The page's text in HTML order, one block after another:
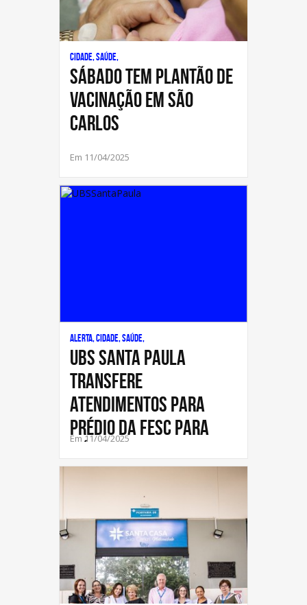
Cidade, Saúde,
SÁBADO TEM PLANTÃO DE
VACINAÇÃO EM SÃO
CARLOS
Em 11/04/2025
Alerta, Cidade, Saúde,
UBS SANTA PAULA
TRANSFERE
ATENDIMENTOS PARA
PRÉDIO DA FESC PARA
Em 11/04/2025